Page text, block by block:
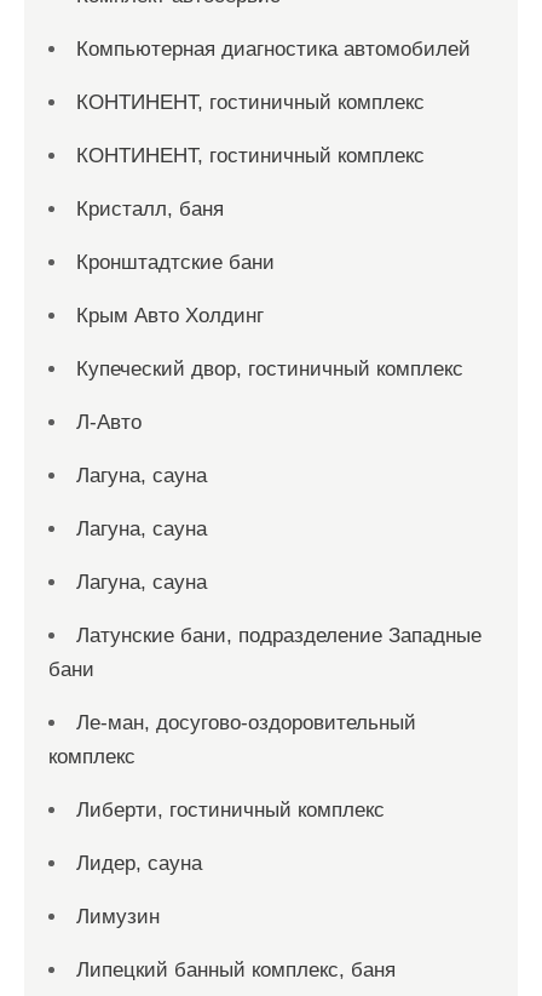
Компьютерная диагностика автомобилей
КОНТИНЕНТ, гостиничный комплекс
КОНТИНЕНТ, гостиничный комплекс
Кристалл, баня
Кронштадтские бани
Крым Авто Холдинг
Купеческий двор, гостиничный комплекс
Л-Авто
Лагуна, сауна
Лагуна, сауна
Лагуна, сауна
Латунские бани, подразделение Западные
бани
Ле-ман, досугово-оздоровительный
комплекс
Либерти, гостиничный комплекс
Лидер, сауна
Лимузин
Липецкий банный комплекс, баня